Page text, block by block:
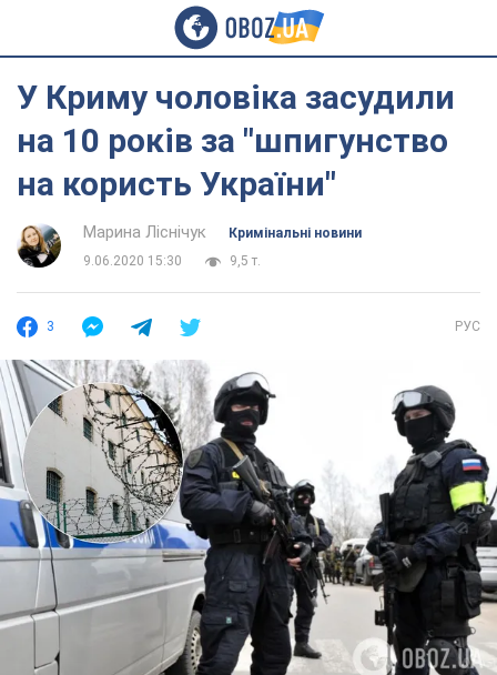
У Криму чоловіка засудили
на 10 років за "шпигунство
на користь України"
Марина Ліснічук
Кримінальні новини
9.06.2020 15:30
9,5 т.
3 РУС